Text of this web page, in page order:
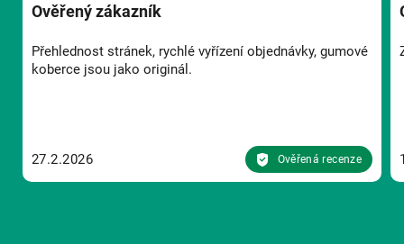
Ověřený zákazník
Přehlednost stránek, rychlé vyřízení objednávky, gumové
koberce jsou jako originál.
27.2.2026 Ověřená recenze